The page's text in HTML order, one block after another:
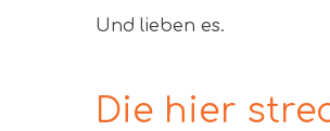
Und lieben es.
Die hier